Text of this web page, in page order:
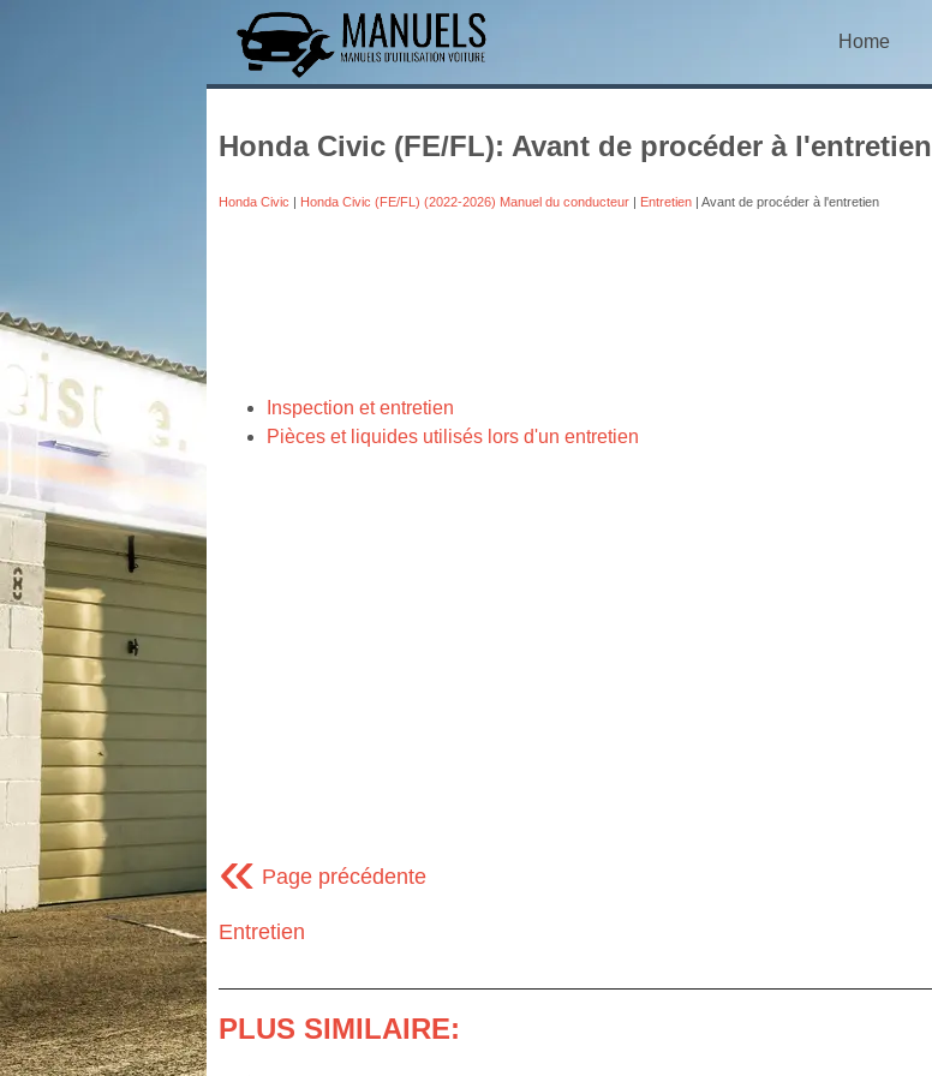
Home
Honda Civic (FE/FL): Avant de procéder à l'entretien
Honda Civic | Honda Civic (FE/FL) (2022-2026) Manuel du conducteur | Entretien | Avant de procéder à l'entretien
Inspection et entretien
Pièces et liquides utilisés lors d'un entretien
« Page précédente
Entretien
PLUS SIMILAIRE: